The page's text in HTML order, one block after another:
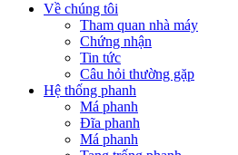
Về chúng tôi
Tham quan nhà máy
Chứng nhận
Tin tức
Câu hỏi thường gặp
Hệ thống phanh
Má phanh
Đĩa phanh
Má phanh